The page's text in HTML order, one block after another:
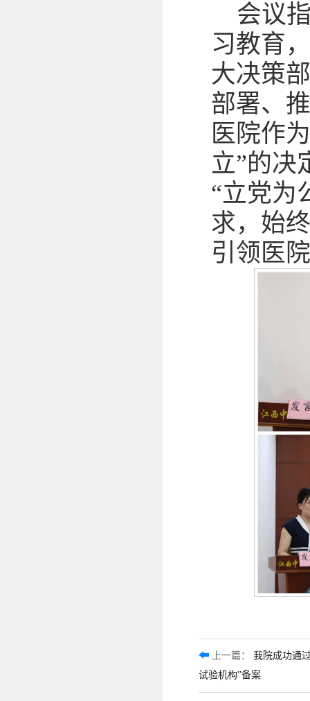
会议
习教育
大决策
部署、
医院作
立”的决
“立党为
求，始
引领医
上一篇： 我院成功通
试验机构”备案